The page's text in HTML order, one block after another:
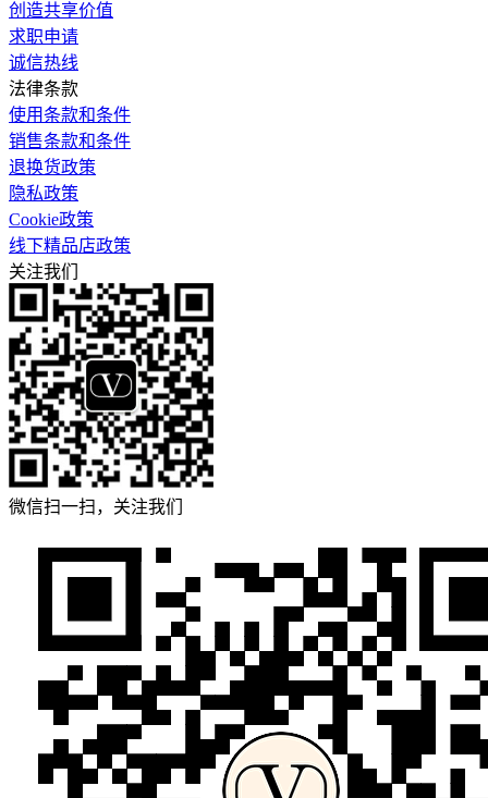
创造共享价值
求职申请
诚信热线
法律条款
使用条款和条件
销售条款和条件
退换货政策
隐私政策
Cookie政策
线下精品店政策
关注我们
微信扫一扫，关注我们